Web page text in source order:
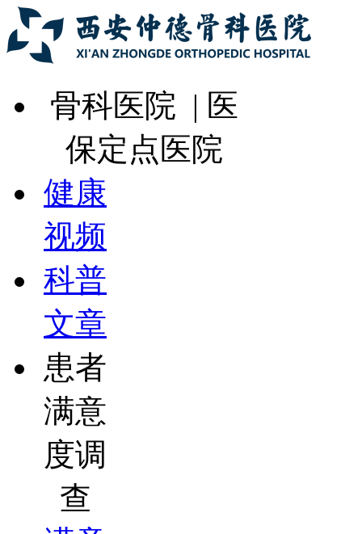
骨科医院 | 医
保定点医院
健康
视频
科普
文章
患者
满意
度调
查